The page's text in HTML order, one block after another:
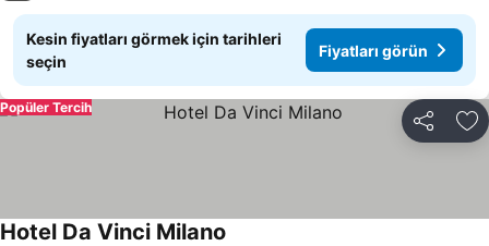
Kesin fiyatları görmek için tarihleri
seçin
Fiyatları görün
Paylaş
Popüler Tercih
Hotel Da Vinci Milano